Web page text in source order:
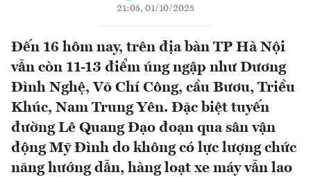
21:05, 01/10/2025
Đến 16 hôm nay, trên địa bàn TP Hà Nội
vẫn còn 11-13 điểm úng ngập như Dương
Đình Nghệ, Võ Chí Công, cầu Bươu, Triều
Khúc, Nam Trung Yên. Đặc biệt tuyến
đường Lê Quang Đạo đoạn qua sân vận
động Mỹ Đình do không có lực lượng chức
năng hướng dẫn, hàng loạt xe máy vẫn lao